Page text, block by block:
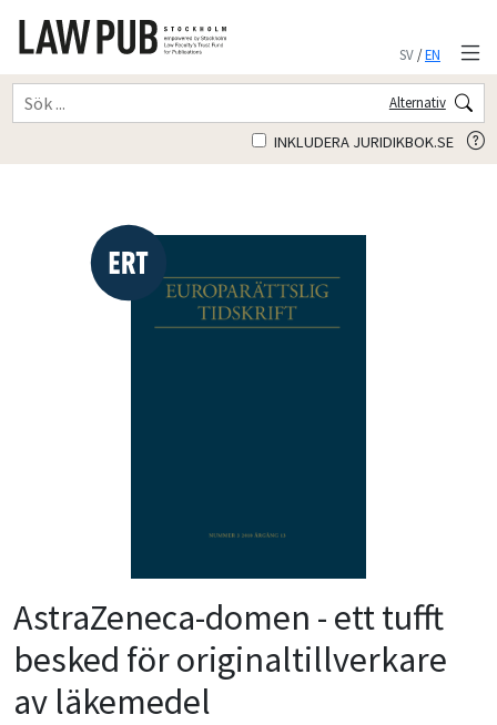
SV/EN
Alternativ
INKLUDERA JURIDIKBOK.SE
AstraZeneca-domen - ett tufft
besked för originaltillverkare
av läkemedel